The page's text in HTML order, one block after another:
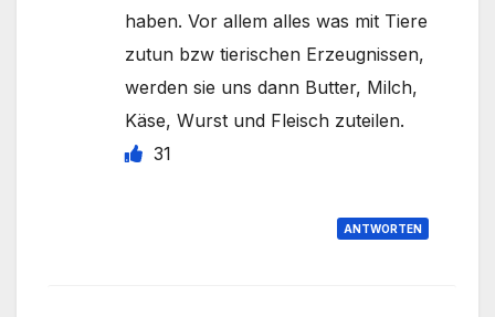
haben. Vor allem alles was mit Tiere
zutun bzw tierischen Erzeugnissen,
werden sie uns dann Butter, Milch,
Käse, Wurst und Fleisch zuteilen.
31
ANTWORTEN